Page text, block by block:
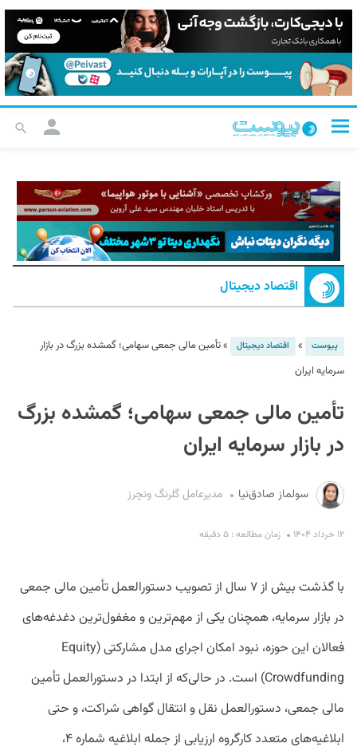
اقتصاد دیجیتال
پیوست » اقتصاد دیجیتال »تأمین مالی جمعی سهامی؛ گمشده بزرگ در بازار
سرمایه ایران
تأمین مالی جمعی سهامی؛ گمشده بزرگ
در بازار سرمایه ایران
سولماز صادق‌نیا مدیرعامل گلرنگ ونچرز
۱۲ خرداد ۱۴۰۴ زمان مطالعه : ۵ دقیقه
با گذشت بیش از ۷ سال از تصویب دستورالعمل تأمین مالی جمعی
در بازار سرمایه، همچنان یکی از مهم‌ترین و مغفول‌ترین دغدغه‌های
فعالان این حوزه، نبود امکان اجرای مدل مشارکتی (Equity
Crowdfunding) است. در حالی‌که از ابتدا در دستورالعمل تأمین
مالی جمعی، دستورالعمل نقل‌ و انتقال گواهی شراکت، و حتی
ابلاغیه‌های متعدد کارگروه ارزیابی از جمله ابلاغیه شماره ۴،